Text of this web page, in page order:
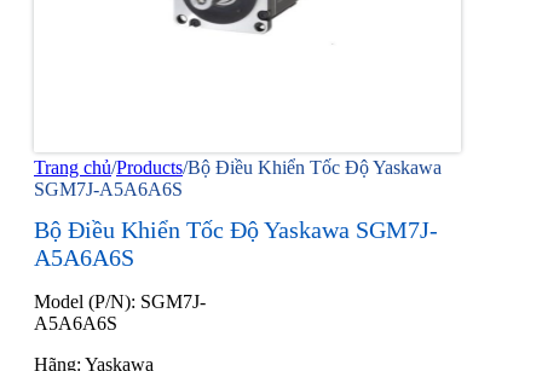
Trang chủ/Products/Bộ Điều Khiển Tốc Độ Yaskawa
SGM7J-A5A6A6S
Bộ Điều Khiển Tốc Độ Yaskawa SGM7J-
A5A6A6S
Model (P/N): SGM7J-
A5A6A6S
Hãng: Yaskawa